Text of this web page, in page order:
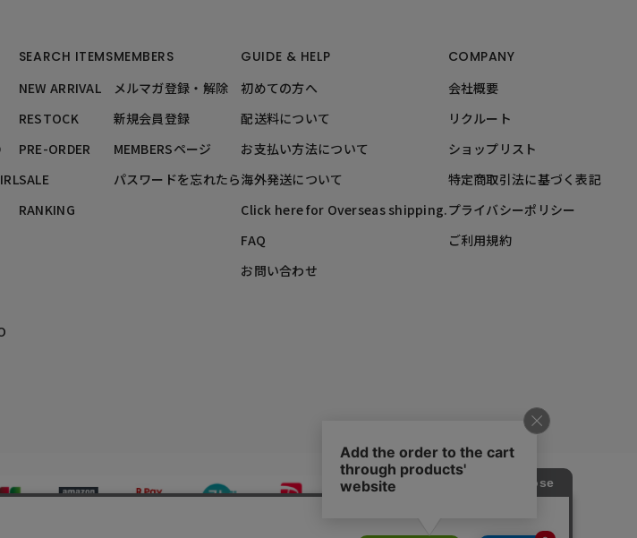
SEARCH ITEMS
NEW ARRIVAL
RESTOCK
PRE-ORDER
SALE
RANKING
MEMBERS
メルマガ登録・解除
新規会員登録
MEMBERSページ
パスワードを忘れたら
GUIDE & HELP
初めての方へ
配送料について
お支払い方法について
海外発送について
Click here for Overseas shipping.
FAQ
お問い合わせ
COMPANY
会社概要
リクルート
ショップリスト
特定商取引法に基づく表記
プライバシーポリシー
ご利用規約